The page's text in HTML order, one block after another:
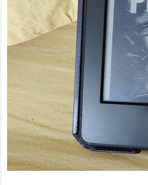
Sans grande surprise, j’ai
replongé dans la série
« Roy Grace »…